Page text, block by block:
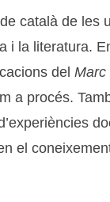
català de les
i la literatura.
delMarc
a procés.
el